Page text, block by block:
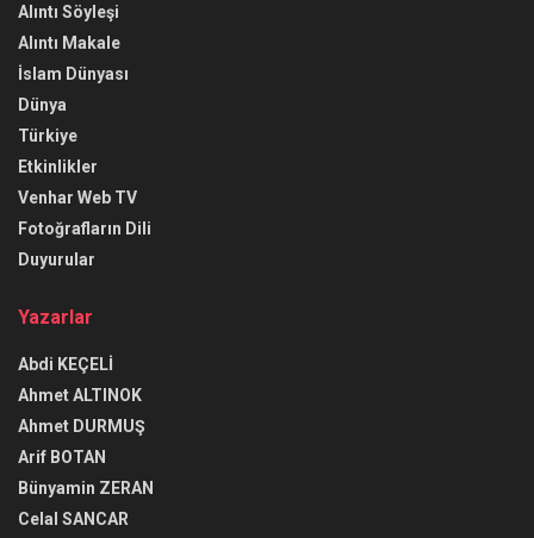
Alıntı Söyleşi
Alıntı Makale
İslam Dünyası
Dünya
Türkiye
Etkinlikler
Venhar Web TV
Fotoğrafların Dili
Duyurular
Yazarlar
Abdi KEÇELİ
Ahmet ALTINOK
Ahmet DURMUŞ
Arif BOTAN
Bünyamin ZERAN
Celal SANCAR